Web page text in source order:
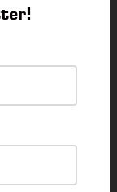
တစ်ခု တည်ဆောက်မည်